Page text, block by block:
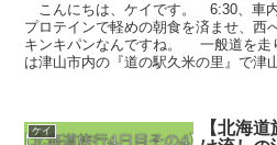
こんにちは、ケイです。 6:30、車内
プロテインで軽めの朝食を済ませ、西
キンキパンなんですね。 一般道を走
は津山市内の『道の駅久米の里』で津
ケイ
【北海